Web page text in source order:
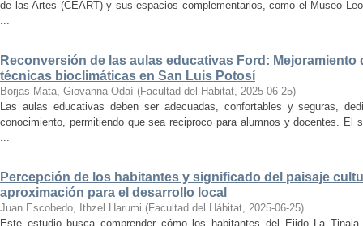
de las Artes (CEART) y sus espacios complementarios, como el Museo
...
Reconversión de las aulas educativas Ford:
técnicas bioclimáticas en San Luis Potosí
Borjas Mata, Giovanna Odaí (Facultad del Hábitat, 2025-06-25)
Las aulas educativas deben ser adecuadas, confortables y seguras,
conocimiento, permitiendo que sea reciproco para alumnos y docentes. El
...
Percepción de los habitantes y significado del paisaje
aproximación para el desarrollo local
Juan Escobedo, Ithzel Harumi (Facultad del Hábitat, 2025-06-25)
Este estudio busca comprender cómo los habitantes del Ejido La